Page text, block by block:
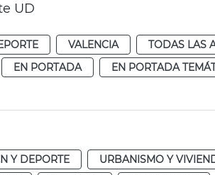
UD
VALENCIA
TODAS LAS
EN PORTADA EN PORTADA
Y DEPORTE
URBANISMO Y